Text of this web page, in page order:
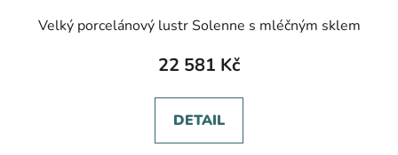
Velký porcelánový lustr Solenne s mléčným sklem
22 581 Kč
DETAIL